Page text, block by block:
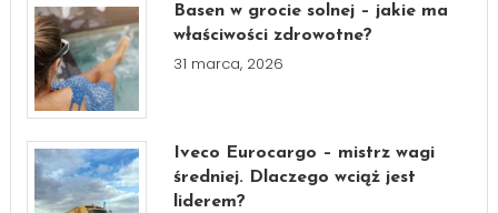
Basen w grocie solnej – jakie ma
właściwości zdrowotne?
31 marca, 2026
Iveco Eurocargo – mistrz wagi
średniej. Dlaczego wciąż jest
liderem?